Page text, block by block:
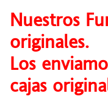
Nuestros
originales.
Los
cajas